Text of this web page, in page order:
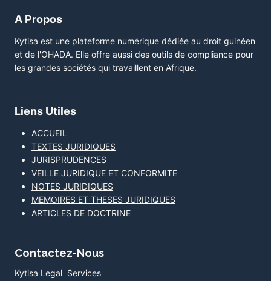
A Propos
Kytisa est une plateforme numérique dédiée au droit guinéen
et de l'OHADA. Elle offre aussi des outils de compliance pour
les grandes sociétés qui travaillent en Afrique.
Liens Utiles
ACCUEIL
TEXTES JURIDIQUES
JURISPRUDENCES
VEILLE JURIDIQUE ET CONFORMITE
NOTES JURIDIQUES
MEMOIRES ET THESES JURIDIQUES
ARTICLES DE DOCTRINE
Contactez-Nous
Kytisa Legal Services